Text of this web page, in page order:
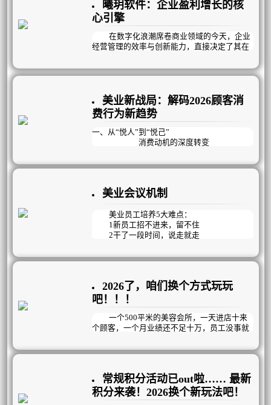
项目，结果是“做活动有业绩，不做活动没业
绩”；陷入恶性循环。
与此同时，人员不稳定成为悬在门店头上
的达摩克利斯之剑：老员工资历深但动力不
难，每天在背专业、练手法、赶学习的高压下
疲惫不堪，稍有风吹草动就选择离开。而最直
持续下滑，到店后也多是“躺平式消费”，流失
率逐年攀升，复购率跌入谷底，利润率一路向
下，门店经营举步维艰。
曦玥软件：企业盈利增长的核
心引擎
在数字化浪潮席卷商业领域的今天，企业
经营管理的效率与创新能力，直接决定了其在
曦玥扁平化流程管理，作为专注企业经营
决方案、私人定制的盈利模式与高效落地的执
行体系，成为众多企业实现业绩突破、管理升
级的核心伙伴。
美业新战局：解码2026顾客消
费行为新趋势
一、从“悦人”到“悦己”
消费动机的深度转变
在2026年的美业市场，消费者的核心动机
外界的审美眼光，获得他人的认可。但如今，
“变美能够让自己更快乐”成为约一半用户选择
医美的核心原因。这种消费观念的转变，使得
美业需求在经济波动中展现出较强的韧性。
美业会议机制
美业员工培养5大难点：
1新员工招不进来，留不住
2干了一段时间，说走就走
4私欲当先，不为企业考虑
只看结果的KPI管理方式已过时，美业更
适合以目标为导向，精确到每天完成情况的OK
R管理模式，它既能明确目标，又注重过程与
结果，更强调员工个体的自主创造性。通过会
议机制，在思想、知识、工具、技能、观
力；再通过过程监督和数据结果检测，帮助员
2026了，咱们换个方式玩玩
吧！！！
一个500平米的美容会所，一天进店十来
个顾客，一个月业绩还不足十万，员工没事就
做了以下几个动作，业绩成功倍增，突破新
常规积分活动已out啦…… 最新
积分来袭！2026换个新玩法吧！